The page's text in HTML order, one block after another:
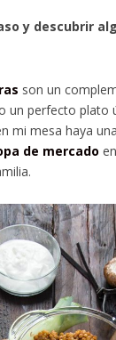
y descubrir
son un
un perfecto plato
mi mesa haya una
de mercado